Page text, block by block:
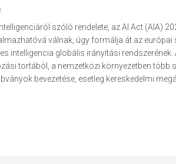
szóló rendelete, az AI Act (AIA)
válnak, úgy formálja át az
intelligencia globális irányítási
tortából, a nemzetközi környezetben
bevezetése, esetleg kereskedelmi